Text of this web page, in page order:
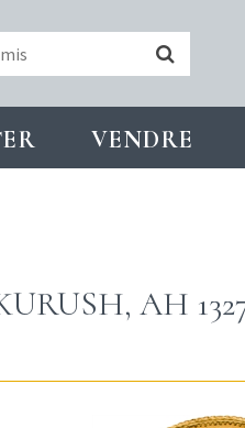
VENDRE
AH